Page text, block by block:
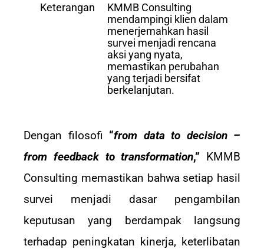
Keterangan
KMMB Consulting
mendampingi klien dalam
menerjemahkan hasil
survei menjadi rencana
aksi yang nyata,
memastikan perubahan
yang terjadi bersifat
berkelanjutan.
Dengan filosofi “from data to decision –
from feedback to transformation,” KMMB
Consulting memastikan bahwa setiap hasil
survei menjadi dasar pengambilan
keputusan yang berdampak langsung
terhadap peningkatan kinerja, keterlibatan